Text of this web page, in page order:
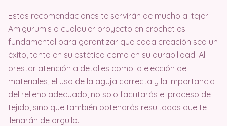
Estas recomendaciones te servirán de mucho al tejer
Amigurumis o cualquier proyecto en crochet es
fundamental para garantizar que cada creación sea un
éxito, tanto en su estética como en su durabilidad. Al
prestar atención a detalles como la elección de
materiales, el uso de la aguja correcta y la importancia
del relleno adecuado, no solo facilitarás el proceso de
tejido, sino que también obtendrás resultados que te
llenarán de orgullo.